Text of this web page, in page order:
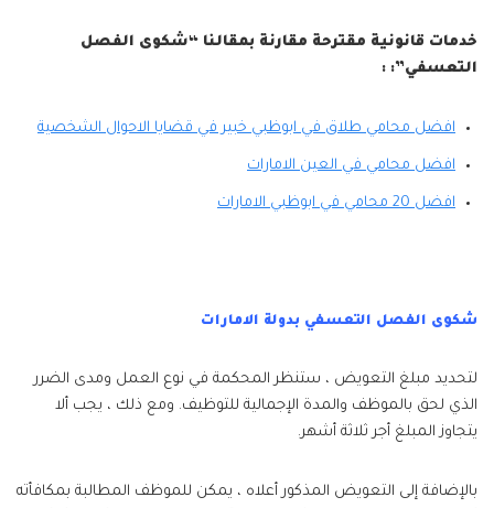
خدمات قانونية مقترحة مقارنة بمقالنا “شكوى الفصل
التعسفي”: :
افضل محامي طلاق في ابوظبي خبير في قضايا الاحوال الشخصية
افضل محامي في العين الامارات
افضل 20 محامي في ابوظبي الامارات
شكوى الفصل التعسفي بدولة الامارات
لتحديد مبلغ التعويض ، ستنظر المحكمة في نوع العمل ومدى الضرر
الذي لحق بالموظف والمدة الإجمالية للتوظيف. ومع ذلك ، يجب ألا
يتجاوز المبلغ أجر ثلاثة أشهر.
بالإضافة إلى التعويض المذكور أعلاه ، يمكن للموظف المطالبة بمكافأته